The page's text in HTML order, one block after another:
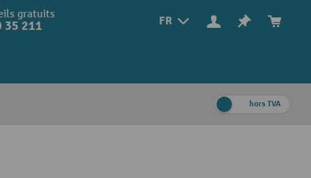
FR
gratuits
35 211
hors TVA